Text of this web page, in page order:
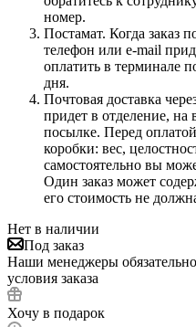
номер.
Постамат. Когда заказ
телефон или e-mail
оплатить в терминале
дня.
Почтовая доставка
придет в отделение, на
посылке. Перед
коробки: вес,
самостоятельно вы
Один заказ может
его стоимость не
Нет в наличии
Под заказ
Наши менеджеры
условия заказа
Хочу в подарок